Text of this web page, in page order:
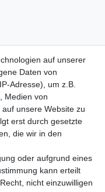
auf unserer
Daten von
Adresse), um z.B.
Medien von
unsere Website zu
erst durch gesetzte
die wir in den
oder aufgrund eines
kann erteilt
nicht einzuwilligen